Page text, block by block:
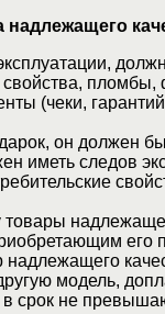
надлежащего
свойства,
(чеки,
он должен
иметь следов
его
модель,
в срок не